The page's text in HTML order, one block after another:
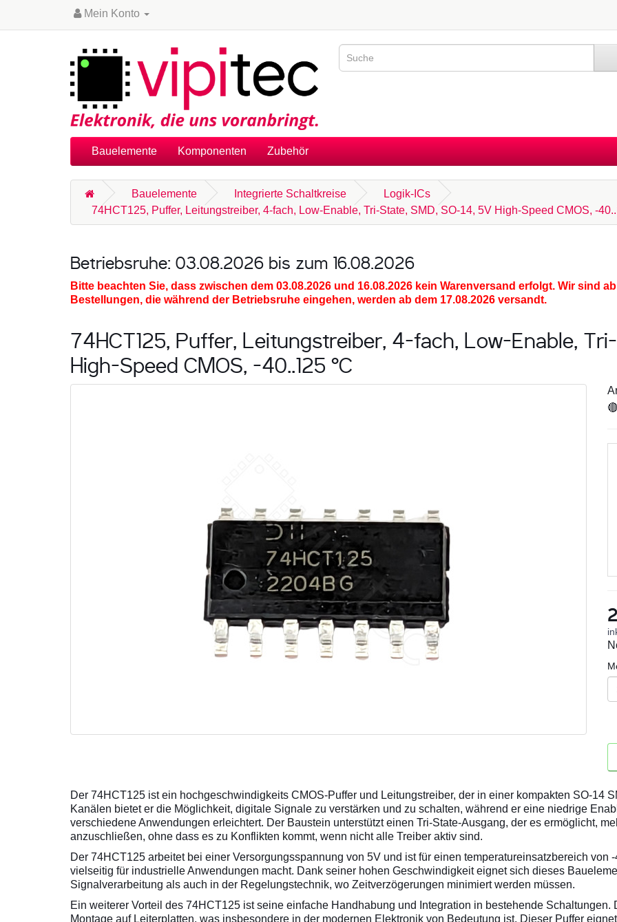
Mein Konto
Bauelemente Komponenten Zubehör
Bauelemente Integrierte Schaltkreise
Logik-ICs
74HCT125, Puffer, Leitungstreiber, 4-fach, Low-Enable, Tri-State, SMD, SO-14, 5V High-Speed CMOS, -
Betriebsruhe: 03.08.2026 bis zum 16.08.2026
Bitte beachten Sie, dass zwischen dem 03.08.2026 und 16.08.2026 kein Warenversand erfolgt. Wir sind
Bestellungen, die während der Betriebsruhe eingehen, werden ab dem 17.08.2026 versandt.
74HCT125, Puffer, Leitungstreiber, 4-fach, Low-Enable,
High-Speed CMOS, -40..125 °C
🔴
Der 74HCT125 ist ein hochgeschwindigkeits CMOS-Puffer und Leitungstreiber, der in einer kompakten SO-14
Kanälen bietet er die Möglichkeit, digitale Signale zu verstärken und zu schalten, während er eine niedrige
verschiedene Anwendungen erleichtert. Der Baustein unterstützt einen Tri-State-Ausgang, der es ermöglicht,
anzuschließen, ohne dass es zu Konflikten kommt, wenn nicht alle Treiber aktiv sind.
Der 74HCT125 arbeitet bei einer Versorgungsspannung von 5V und ist für einen temperatureinsatzbereich von
vielseitig für industrielle Anwendungen macht. Dank seiner hohen Geschwindigkeit eignet sich dieses
Signalverarbeitung als auch in der Regelungstechnik, wo Zeitverzögerungen minimiert werden müssen.
Ein weiterer Vorteil des 74HCT125 ist seine einfache Handhabung und Integration in bestehende
Montage auf Leiterplatten, was insbesondere in der modernen Elektronik von Bedeutung ist. Dieser Puffer